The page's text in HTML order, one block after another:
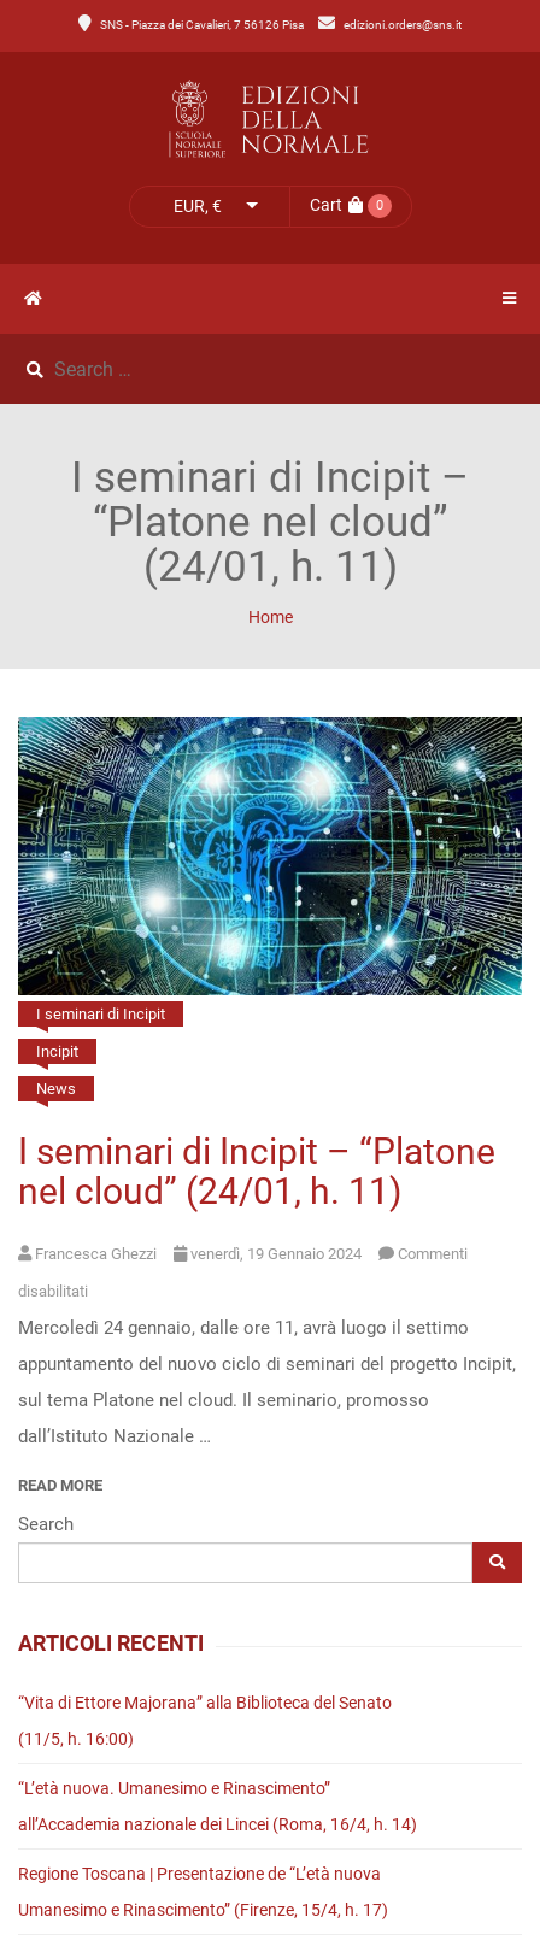
SNS - Piazza dei Cavalieri, 7 56126 Pisa edizioni.orders@sns.it
EUR, € Cart 0
MenuCatalogo
Catalogo
titolo
Riviste
Annali
di
Lettere
Annali
di
Scienze
access
NOVITÀ
NEWS
IL
I seminari di Incipit –
“Platone nel cloud”
(24/01, h. 11)
Home
I seminari di Incipit
Incipit
News
I seminari di Incipit – “Platone
nel cloud” (24/01, h. 11)
Francesca Ghezzi venerdì, 19 Gennaio 2024 Commenti
disabilitati
I
seminari
di
Incipit
nel
cloud”
h.
Mercoledì 24 gennaio, dalle ore 11, avrà luogo il settimo
appuntamento del nuovo ciclo di seminari del progetto Incipit,
sul tema Platone nel cloud. Il seminario, promosso
dall’Istituto Nazionale …
READ MORE
Search
ARTICOLI RECENTI
“Vita di Ettore Majorana” alla Biblioteca del Senato
(11/5, h. 16:00)
“L’età nuova. Umanesimo e Rinascimento”
all’Accademia nazionale dei Lincei (Roma, 16/4, h. 14)
Regione Toscana | Presentazione de “L’età nuova
Umanesimo e Rinascimento” (Firenze, 15/4, h. 17)